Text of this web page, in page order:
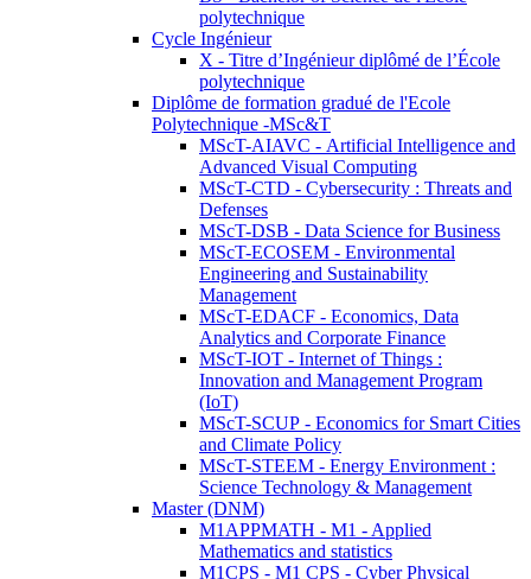
polytechnique
Cycle Ingénieur
X - Titre d’Ingénieur diplômé de l’École
polytechnique
Diplôme de formation gradué de l'Ecole
Polytechnique -MSc&T
MScT-AIAVC - Artificial Intelligence and
Advanced Visual Computing
MScT-CTD - Cybersecurity : Threats and
Defenses
MScT-DSB - Data Science for Business
MScT-ECOSEM - Environmental
Engineering and Sustainability
Management
MScT-EDACF - Economics, Data
Analytics and Corporate Finance
MScT-IOT - Internet of Things :
Innovation and Management Program
(IoT)
MScT-SCUP - Economics for Smart Cities
and Climate Policy
MScT-STEEM - Energy Environment :
Science Technology & Management
Master (DNM)
M1APPMATH - M1 - Applied
Mathematics and statistics
M1CPS - M1 CPS - Cyber Physical